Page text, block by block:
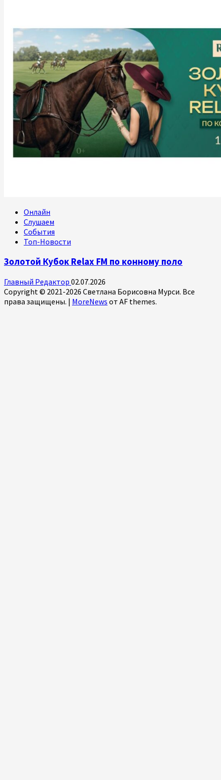
Онлайн
Слушаем
События
Топ-Новости
Золотой Кубок Relax FM по конному поло
Главный Редактор 02.07.2026
Copyright © 2021-2026 Светлана Борисовна Мурси. Все
права защищены. | MoreNews от AF themes.